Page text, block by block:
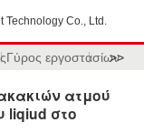
Technology Co., Ltd.
Γύρος εργοστασίων
>>
ατμού
liqiud στο